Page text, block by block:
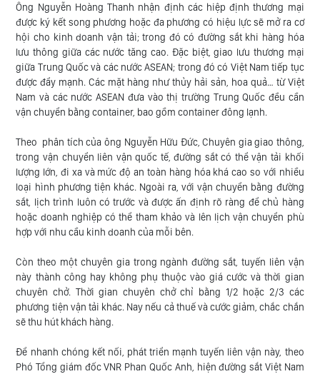
Ông Nguyễn Hoàng Thanh nhận định các hiệp định thương mại
được ký kết song phương hoặc đa phương có hiệu lực sẽ mở ra cơ
hội cho kinh doanh vận tải; trong đó có đường sắt khi hàng hóa
lưu thông giữa các nước tăng cao. Đặc biệt, giao lưu thương mại
giữa Trung Quốc và các nước ASEAN; trong đó có Việt Nam tiếp tục
được đẩy mạnh. Các mặt hàng như thủy hải sản, hoa quả… từ Việt
Nam và các nước ASEAN đưa vào thị trường Trung Quốc đều cần
vận chuyển bằng container, bao gồm container đông lạnh.
Theo phân tích của ông Nguyễn Hữu Đức, Chuyên gia giao thông,
trong vận chuyển liên vận quốc tế, đường sắt có thể vận tải khối
lượng lớn, đi xa và mức độ an toàn hàng hóa khá cao so với nhiều
loại hình phương tiện khác. Ngoài ra, với vận chuyển bằng đường
sắt, lịch trình luôn có trước và được ấn định rõ ràng để chủ hàng
hoặc doanh nghiệp có thể tham khảo và lên lịch vận chuyển phù
hợp với nhu cầu kinh doanh của mỗi bên.
Còn theo một chuyên gia trong ngành đường sắt, tuyến liên vận
này thành công hay không phụ thuộc vào giá cước và thời gian
chuyên chở. Thời gian chuyên chở chỉ bằng 1/2 hoặc 2/3 các
phương tiện vận tải khác. Nay nếu cả thuế và cước giảm, chắc chắn
sẽ thu hút khách hàng.
Để nhanh chóng kết nối, phát triển mạnh tuyến liên vận này, theo
Phó Tổng giám đốc VNR Phan Quốc Anh, hiện đường sắt Việt Nam